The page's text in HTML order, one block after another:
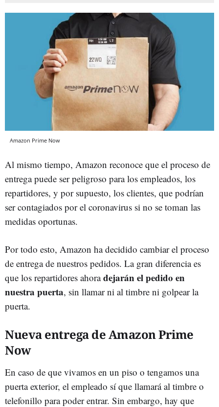
Amazon Prime Now
Al mismo tiempo, Amazon reconoce que el proceso de
entrega puede ser peligroso para los empleados, los
repartidores, y por supuesto, los clientes, que podrían
ser contagiados por el coronavirus si no se toman las
medidas oportunas.
Por todo esto, Amazon ha decidido cambiar el proceso
de entrega de nuestros pedidos. La gran diferencia es
que los repartidores ahoradejarán el pedido en
nuestra puerta, sin llamar ni al timbre ni golpear la
puerta.
Nueva entrega de Amazon Prime
Now
En caso de que vivamos en un piso o tengamos una
puerta exterior, el empleado sí que llamará al timbre o
telefonillo para poder entrar. Sin embargo, hay que